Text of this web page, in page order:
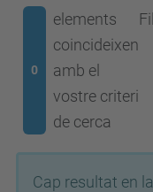
0
elements
coincideixen
amb el
vostre criteri
de cerca
Cap resultat en